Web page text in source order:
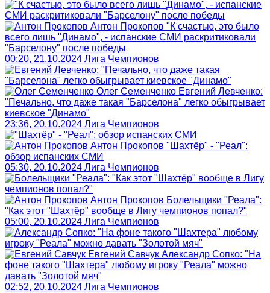
Антон Прокопов "К счастью, это было
всего лишь "Динамо", - испанские СМИ раскритиковали
"Барселону" после победы
00:20, 21.10.2024 Лига Чемпионов
Олег Семенченко Евгений Левченко:
"Печально, что даже такая "Барселона" легко обыгрывает
киевское "Динамо"
23:36, 20.10.2024 Лига Чемпионов
Антон Прокопов "Шахтёр" - "Реал":
обзор испанских СМИ
05:30, 20.10.2024 Лига Чемпионов
Антон Прокопов Болельщики "Реала":
"Как этот "Шахтёр" вообще в Лигу чемпионов попал?"
05:00, 20.10.2024 Лига Чемпионов
Евгений Савчук Александр Сопко: "На
фоне такого "Шахтера" любому игроку "Реала" можно
давать "Золотой мяч"
02:52, 20.10.2024 Лига Чемпионов